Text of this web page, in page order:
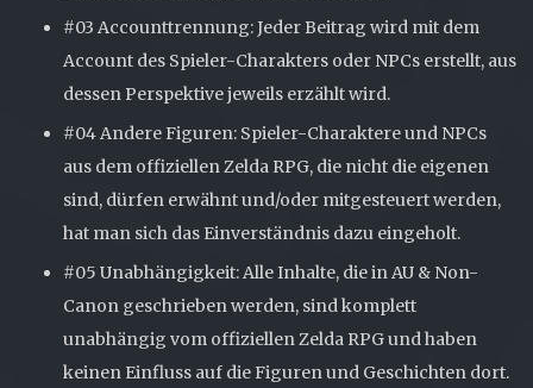
#03 Accounttrennung: Jeder Beitrag wird mit dem
Account des Spieler-Charakters oder NPCs erstellt, aus
dessen Perspektive jeweils erzählt wird.
#04 Andere Figuren: Spieler-Charaktere und NPCs
aus dem offiziellen Zelda RPG, die nicht die eigenen
sind, dürfen erwähnt und/oder mitgesteuert werden,
hat man sich das Einverständnis dazu eingeholt.
#05 Unabhängigkeit: Alle Inhalte, die in AU & Non-
Canon geschrieben werden, sind komplett
unabhängig vom offiziellen Zelda RPG und haben
keinen Einfluss auf die Figuren und Geschichten dort.